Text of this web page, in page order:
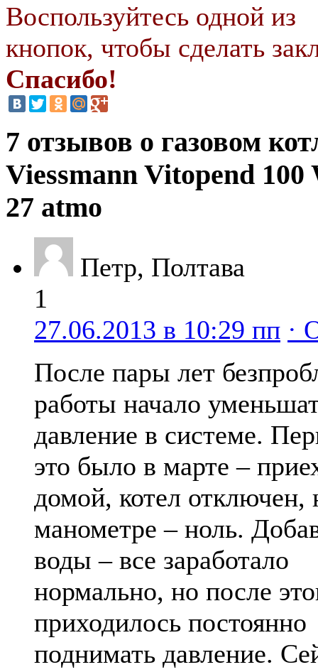
Воспользуйтесь одной из
кнопок, чтобы сделать
Спасибо!
7 отзывов о газовом
Viessmann Vitopend 100
27 atmo
Петр, Полтава
1
27.06.2013 в 10:29 пп ·
После пары лет
работы начало
давление в системе.
это было в марте –
домой, котел отключен,
манометре – ноль.
воды – все заработало
нормально, но после
приходилось постоянно
поднимать давление.